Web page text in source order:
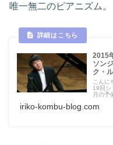
唯一無二のピアニズム。
2015
ソン
ク・
こんに
19回シ
月の予
iriko-kombu-blog.com